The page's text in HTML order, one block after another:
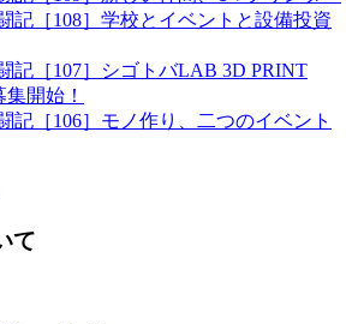
記［108］学校とイベントと設備投資
記［107］シゴトバLAB 3D PRINT
開始！
記［106］モノ作り、二つのイベント
て